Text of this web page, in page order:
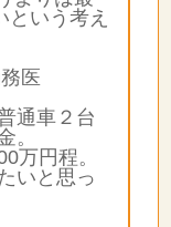
いう考え
医
通車２台
。
万円程。
いと思っ